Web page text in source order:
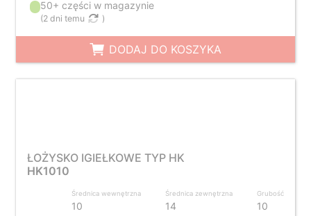
50+ części w magazynie
(2 dni temu )
DODAJ DO KOSZYKA
ŁOŻYSKO IGIEŁKOWE TYP HK
HK1010
Średnica wewnętrzna
10
Średnica zewnętrzna
14
Grubość
10